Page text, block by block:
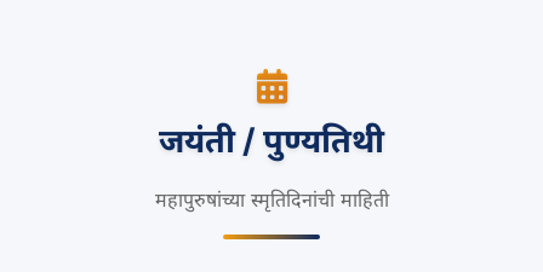
जयंती / पुण्यतिथी
महापुरुषांच्या स्मृतिदिनांची माहिती